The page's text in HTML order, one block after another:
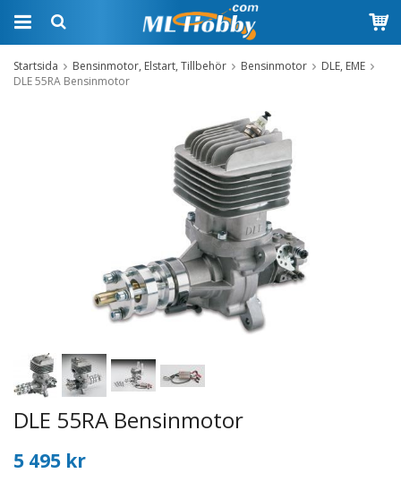
Startsida Bensinmotor, Elstart, Tillbehör Bensinmotor
DLE, EME
DLE 55RA Bensinmotor
DLE 55RA Bensinmotor
5 495 kr